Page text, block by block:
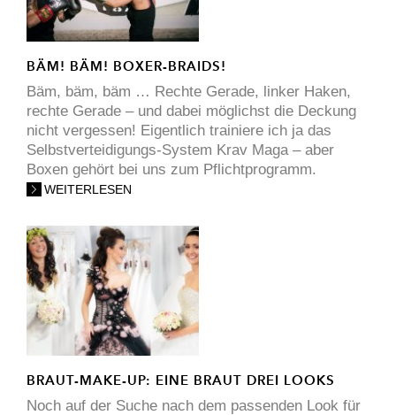
BÄM! BÄM! BOXER-BRAIDS!
Bäm, bäm, bäm … Rechte Gerade, linker Haken,
rechte Gerade – und dabei möglichst die Deckung
nicht vergessen! Eigentlich trainiere ich ja das
Selbstverteidigungs-System Krav Maga – aber
Boxen gehört bei uns zum Pflichtprogramm.
WEITERLESEN
BRAUT-MAKE-UP: EINE BRAUT DREI LOOKS
Noch auf der Suche nach dem passenden Look für